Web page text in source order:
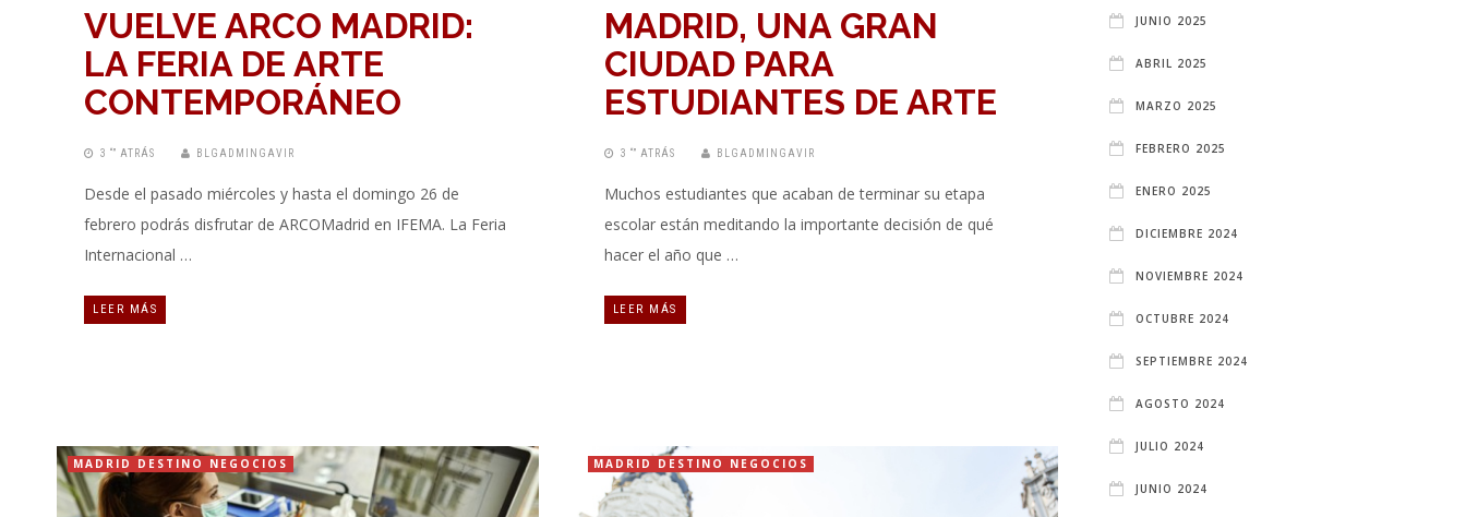
VUELVE ARCO MADRID:
LA FERIA DE ARTE
CONTEMPORÁNEO
3 “” ATRÁS BLGADMINGAVIR
Desde el pasado miércoles y hasta el domingo 26 de
febrero podrás disfrutar de ARCOMadrid en IFEMA. La Feria
Internacional …
LEER MÁS
MADRID, UNA GRAN
CIUDAD PARA
ESTUDIANTES DE ARTE
3 “” ATRÁS BLGADMINGAVIR
Muchos estudiantes que acaban de terminar su etapa
escolar están meditando la importante decisión de qué
hacer el año que …
LEER MÁS
MADRID DESTINO NEGOCIOS MADRID DESTINO NEGOCIOS
JUNIO 2025
ABRIL 2025
MARZO 2025
FEBRERO 2025
ENERO 2025
DICIEMBRE 2024
NOVIEMBRE 2024
OCTUBRE 2024
SEPTIEMBRE 2024
AGOSTO 2024
JULIO 2024
JUNIO 2024